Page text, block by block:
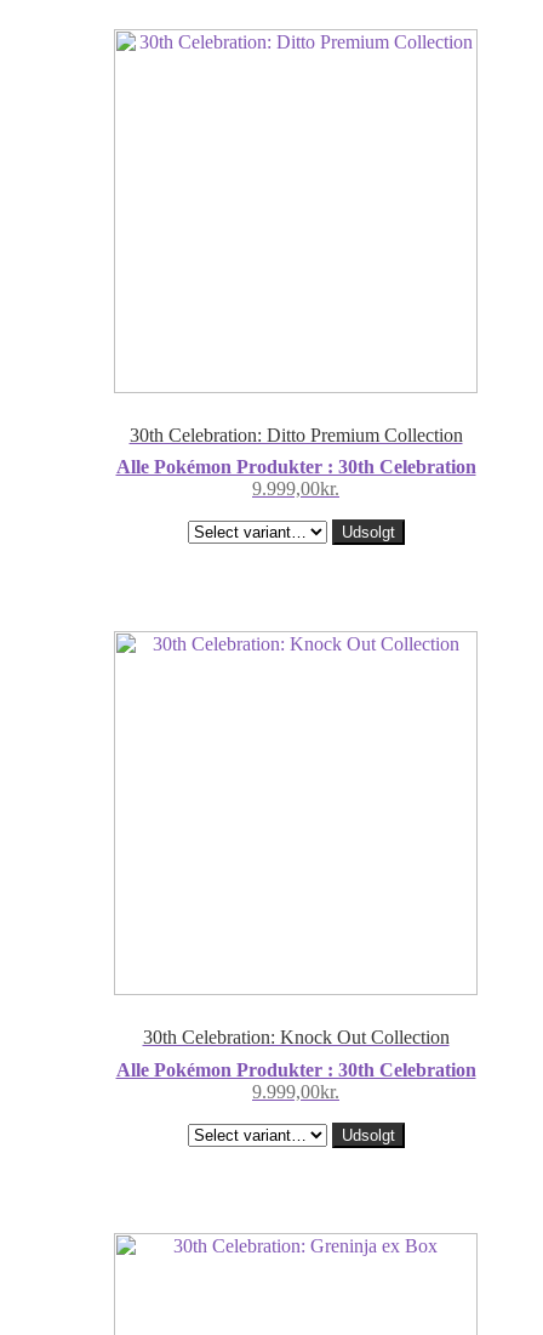
30th Celebration: Ditto Premium Collection
Alle Pokémon Produkter : 30th Celebration
9.999,00kr.
Udsolgt
30th Celebration: Knock Out Collection
Alle Pokémon Produkter : 30th Celebration
9.999,00kr.
Udsolgt